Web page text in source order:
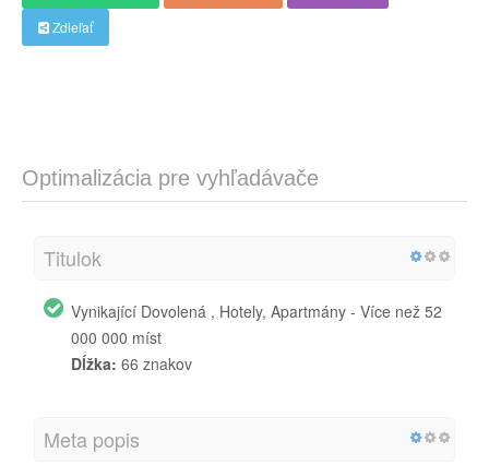
Zdieľať
Optimalizácia pre vyhľadávače
Titulok
Vynikající Dovolená , Hotely, Apartmány - Více než 52
000 000 míst
Dĺžka: 66 znakov
Meta popis